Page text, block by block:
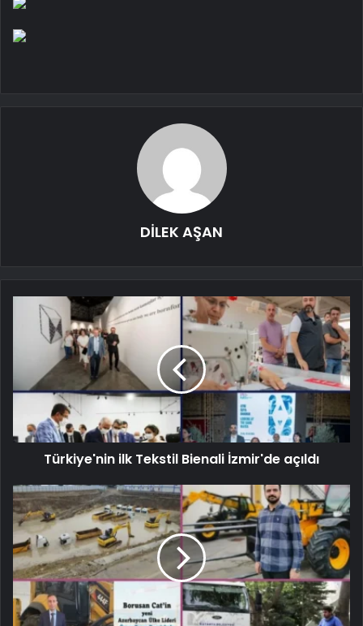
DİLEK AŞAN
Türkiye'nin ilk Tekstil Bienali İzmir'de açıldı